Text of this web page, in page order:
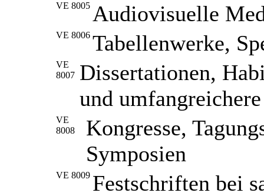
VE 8005 Audiovisuelle
VE 8006 Tabellenwerke,
VE
8007 Dissertationen,
und
VE
8008
Kongresse,
Symposien
VE 8009 Festschriften bei